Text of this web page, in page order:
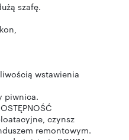
szafę.
wstawienia
piwnica.
czynsz
remontowym.